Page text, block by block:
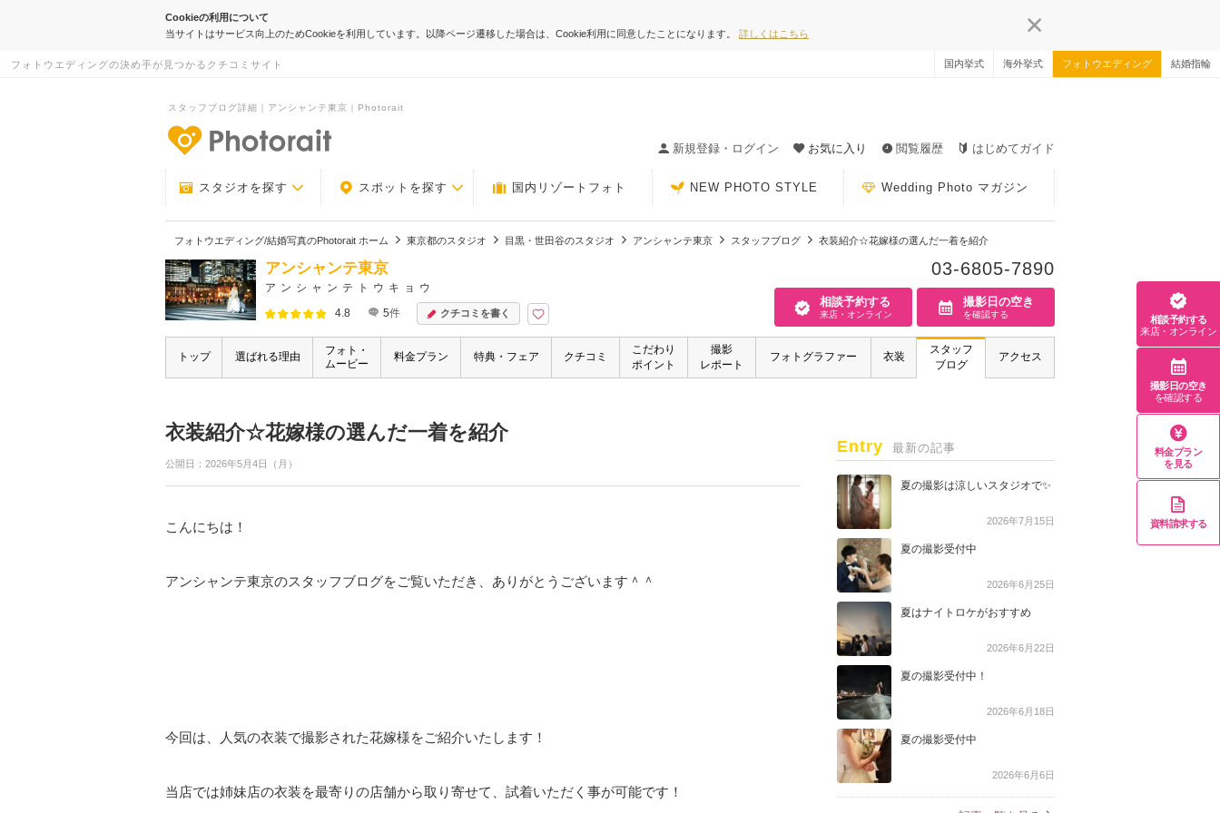
Cookieの利用について
当サイトはサービス向上のためCookieを利用しています。以降ページ遷移した場合は、Cookie利用に同意したことになります。 詳しくはこちら
フォトウエディングの決め手が見つかるクチコミサイト 国内挙式 海外挙式 フォトウエディング 結婚指輪
スタッフブログ詳細｜アンシャンテ東京｜Photorait
新規登録・ログイン
お気に入り 閲覧履歴 はじめてガイド
スタジオを探す スポットを探す 国内リゾートフォト NEW PHOTO STYLE Wedding Photo マガジン
フォトウエディング/結婚写真のPhotorait ホーム 東京都のスタジオ 目黒・世田谷のスタジオ アンシャンテ東京 スタッフブログ 衣装紹介☆花嫁様の選んだ一着を紹介
アンシャンテ東京
アンシャンテトウキョウ
4.8
5件 クチコミを書く
03-6805-7890
相談予約する
来店・オンライン
撮影日の空き
を確認する
トップ 選ばれる理由
フォト・
ムービー
料金プラン 特典・フェア クチコミ
こだわり
ポイント
撮影
レポート
フォトグラファー 衣装
スタッフ
ブログ
アクセス
衣装紹介☆花嫁様の選んだ一着を紹介
公開日：2026年5月4日（月）
こんにちは！
アンシャンテ東京のスタッフブログをご覧いただき、ありがとうございます＾＾
今回は、人気の衣装で撮影された花嫁様をご紹介いたします！
当店では姉妹店の衣装を最寄りの店舗から取り寄せて、試着いただく事が可能です！
Entry 最新の記事
夏の撮影は涼しいスタジオで✨
2026年7月15日
夏の撮影受付中
2026年6月25日
夏はナイトロケがおすすめ
2026年6月22日
夏の撮影受付中！
2026年6月18日
夏の撮影受付中
2026年6月6日
相談予約する
来店・オンライン
撮影日の空き
を確認する
料金プラン
を見る
資料請求する